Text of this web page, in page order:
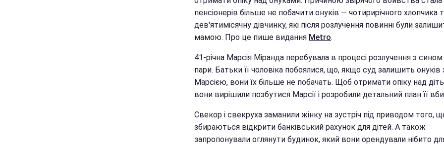
пенсіонерів більше не побачити онуків — чотирирічного хлопчика
дев'ятимісячну дівчинку, які після розлучення повинні були
мамою. Про це пише видання Metro.
41-річна Марсія Міранда перебувала в процесі розлучення з сином
пари. Батьки її чоловіка побоялися, що, якщо суд залишить онуків
Марсією, вони їх більше не побачать. Щоб отримати опіку над
вони вирішили позбутися Марсії і розробили детальний план її
Свекор і свекруха заманили жінку на зустріч під приводом того,
збираються відкрити банківський рахунок для дітей. А також
запропонували оглянути будинок, який вони орендували нібито